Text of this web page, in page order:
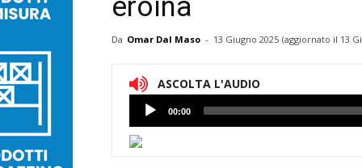
eroina
Da Omar Dal Maso - 13 Giugno 2025 (aggiornato il 13
ASCOLTA L'AUDIO
Lettore
Audio
00:00